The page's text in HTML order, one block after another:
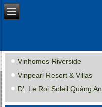
Vinhomes Riverside
Vinpearl Resort & Villas
D’. Le Roi Soleil Quảng An